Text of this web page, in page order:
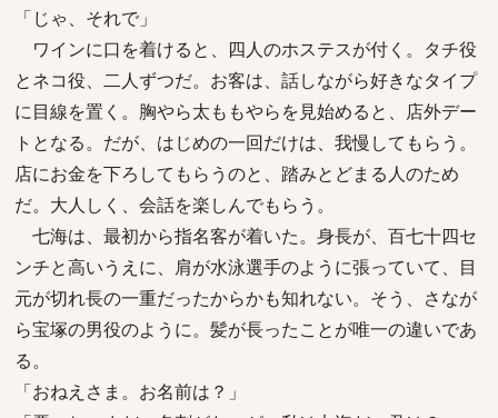
「じゃ、それで」
ワインに口を着けると、四人のホステスが付く。タチ役
とネコ役、二人ずつだ。お客は、話しながら好きなタイプ
に目線を置く。胸やら太ももやらを見始めると、店外デー
トとなる。だが、はじめの一回だけは、我慢してもらう。
店にお金を下ろしてもらうのと、踏みとどまる人のため
だ。大人しく、会話を楽しんでもらう。
七海は、最初から指名客が着いた。身長が、百七十四セ
ンチと高いうえに、肩が水泳選手のように張っていて、目
元が切れ長の一重だったからかも知れない。そう、さなが
ら宝塚の男役のように。髪が長ったことが唯一の違いであ
る。
「おねえさま。お名前は？」